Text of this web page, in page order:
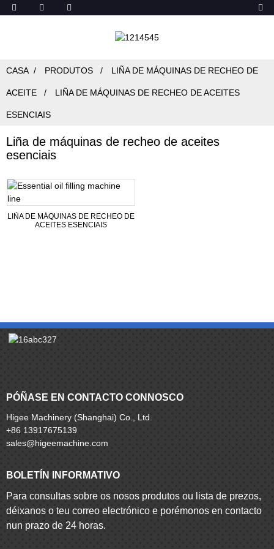
CASA PRODUTOS LIÑA DE MÁQUINAS DE RECHEO DE
ACEITE LIÑA DE MÁQUINAS DE RECHEO DE ACEITES
ESENCIAIS
Liña de máquinas de recheo de aceites
esenciais
LIÑA DE MÁQUINAS DE RECHEO DE
ACEITES ESENCIAIS
PÓÑASE EN CONTACTO CONNOSCO
Higee Machinery (Shanghai) Co., Ltd.
+86 13917675139
sales@higeemachine.com
BOLETÍN INFORMATIVO
Para consultas sobre os nosos produtos ou lista de prezos,
déixanos o teu correo electrónico e porémonos en contacto
nun prazo de 24 horas.